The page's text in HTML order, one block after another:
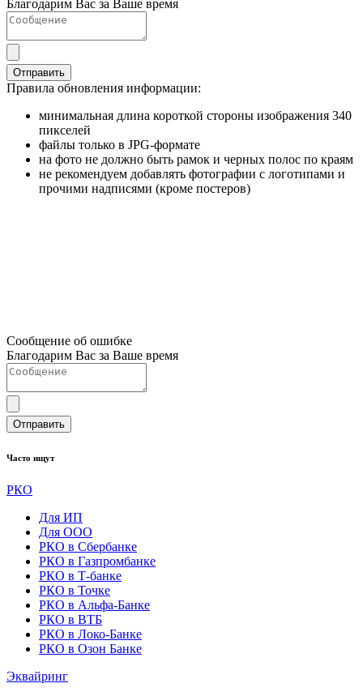
Благодарим Вас за Ваше время
Отправить
Правила обновления информации:
минимальная длина короткой стороны изображения 340
пикселей
файлы только в JPG-формате
на фото не должно быть рамок и черных полос по краям
не рекомендуем добавлять фотографии с логотипами и
прочими надписями (кроме постеров)
Сообщение об ошибке
Благодарим Вас за Ваше время
Отправить
Часто ищут
РКО
Для ИП
Для ООО
РКО в Сбербанке
РКО в Газпромбанке
РКО в Т-банке
РКО в Точке
РКО в Альфа-Банке
РКО в ВТБ
РКО в Локо-Банке
РКО в Озон Банке
Эквайринг